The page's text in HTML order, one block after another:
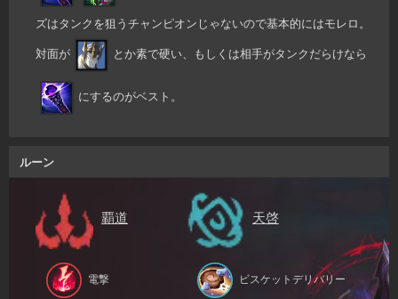
ズはタンクを狙うチャンピオンじゃないので基本的にはモレロ。
対面が
とか素で硬い、もしくは相手がタンクだらけなら
にするのがベスト。
ルーン
覇道
電撃
天啓
ビスケットデリバリー